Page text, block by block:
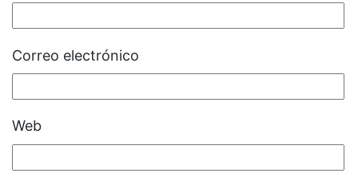
Correo electrónico
Web